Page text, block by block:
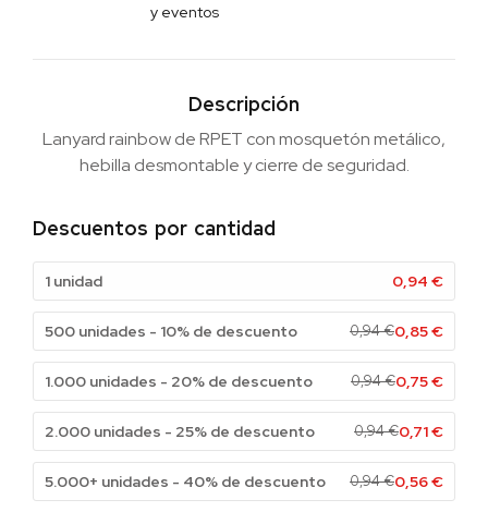
y eventos
Descripción
Lanyard rainbow de RPET con mosquetón metálico,
hebilla desmontable y cierre de seguridad.
Descuentos por cantidad
1 unidad 0,94 €
500 unidades - 10% de descuento 0,94€0,85€
1.000 unidades - 20% de descuento 0,94€0,75€
2.000 unidades - 25% de descuento 0,94€0,71€
5.000+ unidades - 40% de descuento 0,94€0,56€